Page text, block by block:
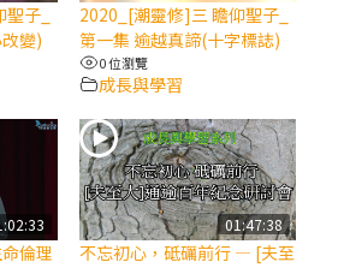
10【萬物讚頌頌歌 – 太陽與生態音
念聖方濟與已逝教宗方濟各（上）
黃敏正主教帶你做【將臨期避靜】—
新生命」：利他與內化
正主教帶你做【將臨期避靜】—耶穌
與人同在＝「厄瑪努爾」
子_
變)
2020_[潮靈修]三 瞻仰聖子_
第一集 逾越真諦(十字標誌)
0 位瀏覽
成長與學習
倫理
01:47:38
不忘初心，砥礪前行 — [夫至